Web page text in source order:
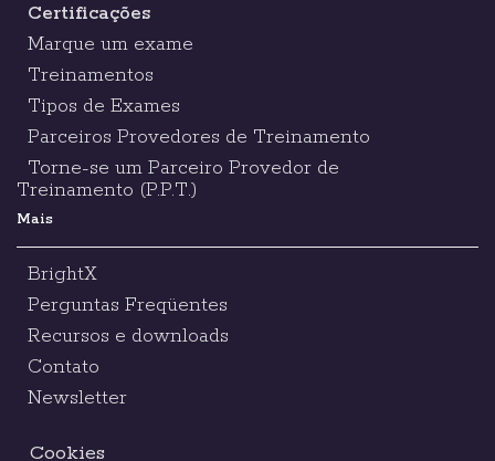
Certificações
Marque um exame
Treinamentos
Tipos de Exames
Parceiros Provedores de Treinamento
Torne-se um Parceiro Provedor de
Treinamento (P.P.T.)
Mais
BrightX
Perguntas Freqüentes
Recursos e downloads
Contato
Newsletter
Cookies